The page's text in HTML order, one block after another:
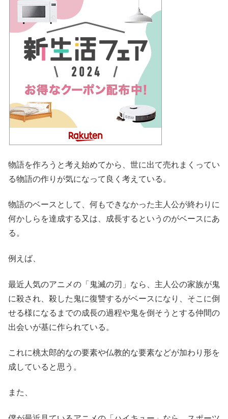
物語を作ろうと考え始めてから、世に出て売れまくってい
る物語の作りが気になって良く考えている。
物語のベースとして、何もできなかった主人公が終わりに
何かしらを達成する又は、成長するというのがベースにあ
る。
例えば、
最近人気のアニメの「鬼滅の刃」なら、主人公の家族が鬼
に殺され、殺した鬼に復讐するがベースになり、そこに倒
せる様になるまでの成長の過程や鬼を倒そうとする仲間の
出会いが基に作られている。
これに桃太郎的なの要素や仏教的な要素などが加わり形を
成していると思う。
また、